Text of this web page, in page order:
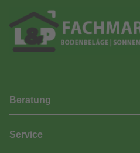
Beratung
Service